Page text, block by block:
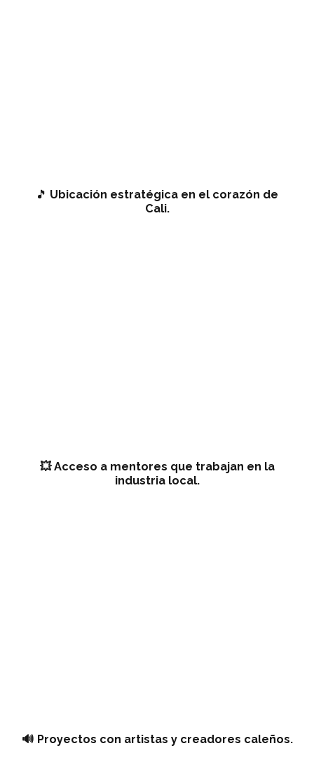
🎵 Ubicación estratégica en el corazón de
Cali.
💥 Acceso a mentores que trabajan en la
industria local.
🔊 Proyectos con artistas y creadores caleños.